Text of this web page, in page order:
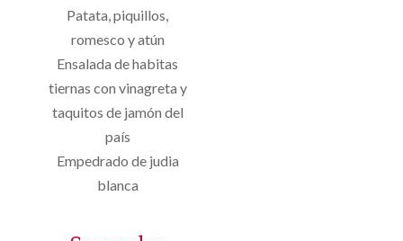
Patata, piquillos,
romesco y atún
Ensalada de habitas
tiernas con vinagreta y
taquitos de jamón del
país
Empedrado de judia
blanca